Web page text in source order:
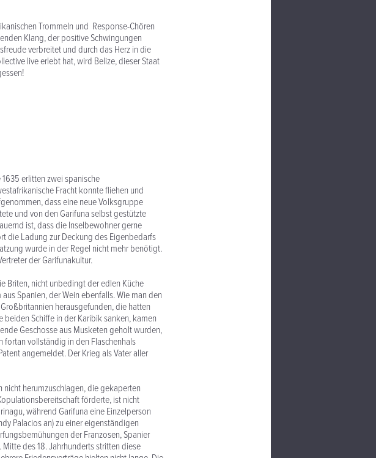
Trommeln und Response-Chören
Klang, der positive Schwingungen
verbreitet und durch das Herz in die
live erlebt hat, wird Belize, dieser Staat
erlitten zwei spanische
Fracht konnte fliehen und
dass eine neue Volksgruppe
und von den Garifuna selbst gestützte
ist, dass die Inselbewohner gerne
die Ladung zur Deckung des Eigenbedarfs
wurde in der Regel nicht mehr benötigt.
der Garifunakultur.
Briten, nicht unbedingt der edlen Küche
Spanien, der Wein ebenfalls. Wie man den
herausgefunden, die hatten
Schiffe in der Karibik sanken, kamen
Geschosse aus Musketen geholt wurden,
fortan vollständig in den Flaschenhals
angemeldet. Der Krieg als Vater aller
herumzuschlagen, die gekaperten
förderte, ist nicht
während Garifuna eine Einzelperson
Palacios an) zu einer eigenständigen
der Franzosen, Spanier
des 18. Jahrhunderts stritten diese